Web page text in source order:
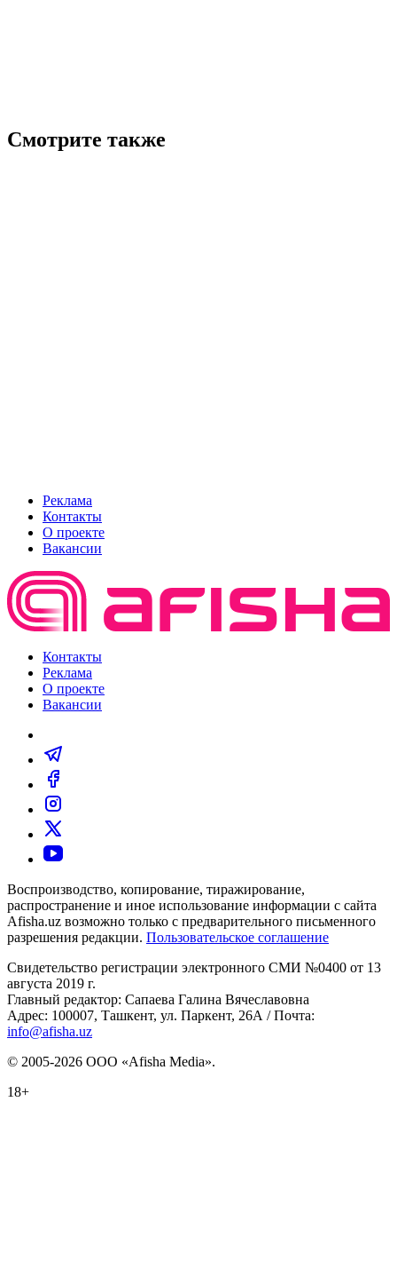
Смотрите также
Реклама
Контакты
О проекте
Вакансии
Контакты
Реклама
О проекте
Вакансии
Воспроизводство, копирование, тиражирование,
распространение и иное использование информации с сайта
Afisha.uz возможно только с предварительного письменного
разрешения редакции. Пользовательское соглашение
Свидетельство регистрации электронного СМИ №0400 от 13
августа 2019 г.
Главный редактор: Сапаева Галина Вячеславовна
Адрес: 100007, Ташкент, ул. Паркент, 26А / Почта:
info@afisha.uz
© 2005-2026 ООО «Afisha Media».
18+